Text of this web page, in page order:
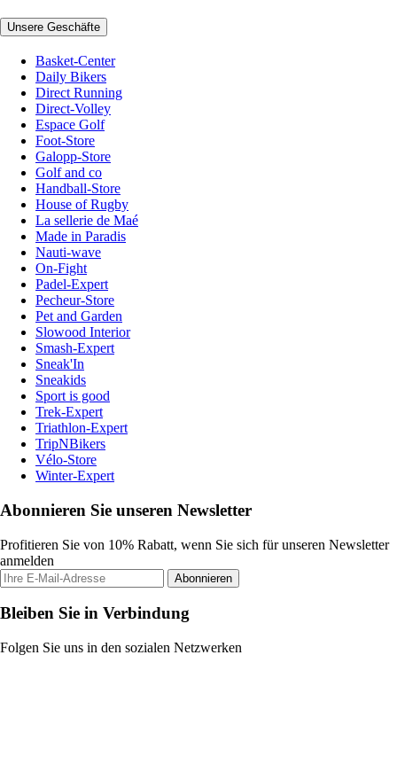
Unsere Geschäfte
Basket-Center
Daily Bikers
Direct Running
Direct-Volley
Espace Golf
Foot-Store
Galopp-Store
Golf and co
Handball-Store
House of Rugby
La sellerie de Maé
Made in Paradis
Nauti-wave
On-Fight
Padel-Expert
Pecheur-Store
Pet and Garden
Slowood Interior
Smash-Expert
Sneak'In
Sneakids
Sport is good
Trek-Expert
Triathlon-Expert
TripNBikers
Vélo-Store
Winter-Expert
Abonnieren Sie unseren Newsletter
Profitieren Sie von 10% Rabatt, wenn Sie sich für unseren Newsletter
anmelden
Abonnieren
Bleiben Sie in Verbindung
Folgen Sie uns in den sozialen Netzwerken